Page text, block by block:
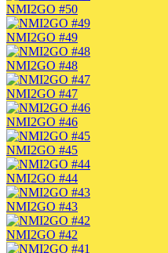
NMI2GO #50
NMI2GO #49
NMI2GO #48
NMI2GO #47
NMI2GO #46
NMI2GO #45
NMI2GO #44
NMI2GO #43
NMI2GO #42